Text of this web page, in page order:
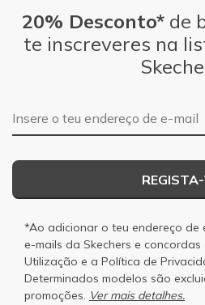
20% Desconto*de
te inscreveres na
Endereço de e-mail
*Ao adicionar o teu endereço de
e-mails da Skechers e concordas
Utilização e a Política de
Determinados modelos são
promoções. Ver mais detalhes.